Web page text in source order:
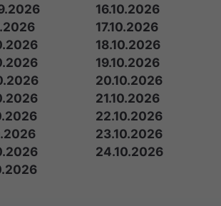
16.10.2026
17.10.2026
18.10.2026
19.10.2026
20.10.2026
21.10.2026
22.10.2026
23.10.2026
24.10.2026